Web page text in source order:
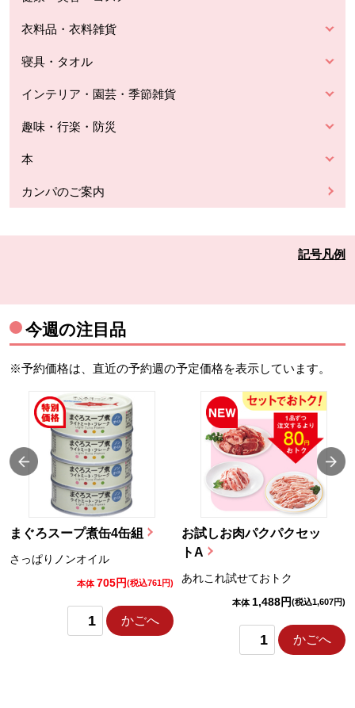
衣料品・衣料雑貨
寝具・タオル
インテリア・園芸・季節雑貨
趣味・行楽・防災
本
カンパのご案内
記号凡例
今週の注目品
※予約価格は、直近の予約週の予定価格を表示しています。
まぐろスープ煮缶4缶組
さっぱりノンオイル
本体 705円(税込761円)
かごへ
お試しお肉パクパクセッ
トA
あれこれ試せておトク
本体 1,488円(税込1,607円)
かごへ